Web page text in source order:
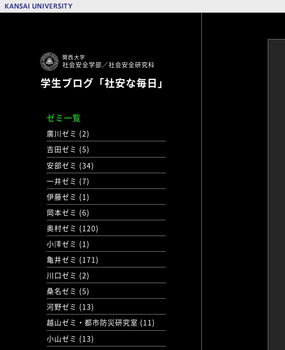
関西大学
社会安全学部／社会安全研究科
学生ブログ「社安な毎日」
ゼミ一覧
廣川ゼミ (2)
吉田ゼミ (5)
安部ゼミ (34)
一井ゼミ (7)
伊藤ゼミ (1)
岡本ゼミ (6)
奥村ゼミ (120)
小澤ゼミ (1)
亀井ゼミ (171)
川口ゼミ (2)
桑名ゼミ (5)
河野ゼミ (13)
越山ゼミ・都市防災研究室 (11)
小山ゼミ (13)